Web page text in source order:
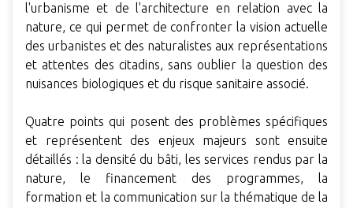
l'urbanisme et de l'architecture en relation avec la
nature, ce qui permet de confronter la vision actuelle
des urbanistes et des naturalistes aux représentations
et attentes des citadins, sans oublier la question des
nuisances biologiques et du risque sanitaire associé.
Quatre points qui posent des problèmes spécifiques
et représentent des enjeux majeurs sont ensuite
détaillés : la densité du bâti, les services rendus par la
nature, le financement des programmes, la
formation et la communication sur la thématique de la